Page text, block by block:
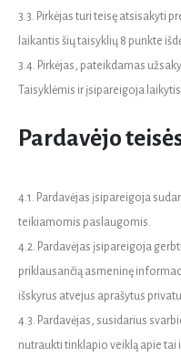
3.3. Pirkėjas turi teisę atsisakyti
laikantis šių taisyklių 8 punkte
3.4. Pirkėjas, pateikdamas
Taisyklėmis ir įsipareigoja
Pardavėjo
4.1. Pardavėjas įsipareigoja
teikiamomis paslaugomis.
4.2. Pardavėjas įsipareigoja
priklausančią asmeninę
išskyrus atvejus aprašytus
4.3. Pardavėjas, susidarius
nutraukti tinklapio veiklą apie tai